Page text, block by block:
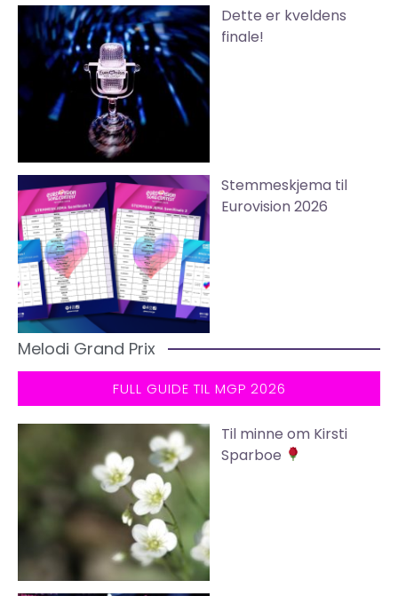
Dette er kveldens
finale!
Stemmeskjema til
Eurovision 2026
Melodi Grand Prix
FULL GUIDE TIL MGP 2026
Til minne om Kirsti
Sparboe